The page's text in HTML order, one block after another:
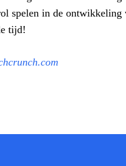
spelen in de ontwikkeling
tijd!